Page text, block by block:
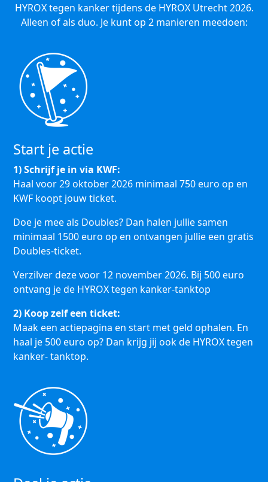
HYROX tegen kanker tijdens de HYROX Utrecht 2026.
Alleen of als duo. Je kunt op 2 manieren meedoen:
Start je actie
1) Schrijf je in via KWF:
Haal voor 29 oktober 2026 minimaal 750 euro op en
KWF koopt jouw ticket.
Doe je mee als Doubles? Dan halen jullie samen
minimaal 1500 euro op en ontvangen jullie een gratis
Doubles-ticket.
Verzilver deze voor 12 november 2026. Bij 500 euro
ontvang je de HYROX tegen kanker-tanktop
2) Koop zelf een ticket:
Maak een actiepagina en start met geld ophalen. En
haal je 500 euro op? Dan krijg jij ook de HYROX tegen
kanker- tanktop.